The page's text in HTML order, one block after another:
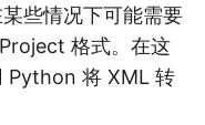
些情况下可能需要
格式。在这
Python 将 XML 转